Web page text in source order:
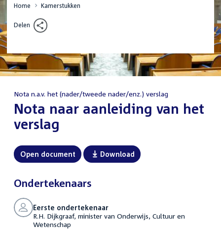
Home Kamerstukken
Delen
Nota n.a.v. het (nader/tweede nader/enz.) verslag
:Nota naar aanleiding van het
verslag
Open document Download
Ondertekenaars
Eerste ondertekenaar
R.H. Dijkgraaf, minister van Onderwijs, Cultuur en
Wetenschap